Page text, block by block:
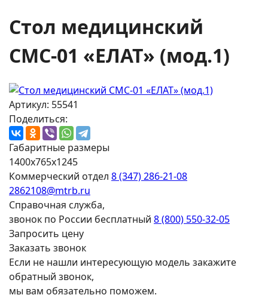
Стол медицинский
СМС-01 «ЕЛАТ» (мод.1)
Артикул: 55541
Поделиться:
Габаритные размеры
1400х765х1245
Коммерческий отдел 8 (347) 286-21-08
2862108@mtrb.ru
Справочная служба,
звонок по России бесплатный 8 (800) 550-32-05
Запросить цену
Заказать звонок
Если не нашли интересующую модель закажите
обратный звонок,
мы вам обязательно поможем.